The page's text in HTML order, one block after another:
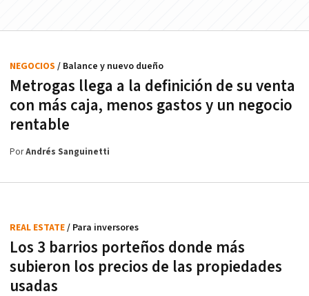
Metrogas llega a la definición de su venta
con más caja, menos gastos y un negocio
rentable
NEGOCIOS / Balance y nuevo dueño
PorAndrés Sanguinetti
Los 3 barrios porteños donde más
subieron los precios de las propiedades
usadas
REAL ESTATE/ Para inversores